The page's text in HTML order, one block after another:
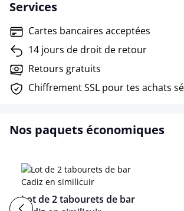
Services
Cartes bancaires acceptées
14 jours de droit de retour
Retours gratuits
Chiffrement SSL pour tes achats
Nos paquets économiques
Lot de 2 tabourets de bar